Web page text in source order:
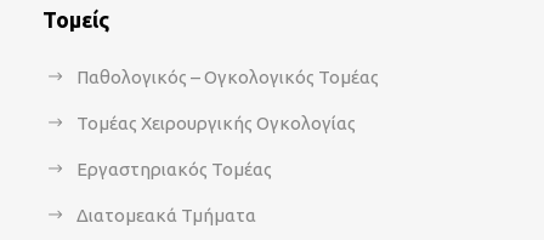
Τομείς
Παθολογικός – Ογκολογικός Τομέας
Τομέας Χειρουργικής Ογκολογίας
Εργαστηριακός Τομέας
Διατομεακά Τμήματα